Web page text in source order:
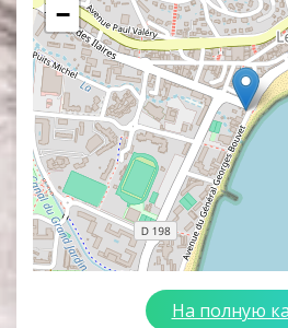
−
На полную